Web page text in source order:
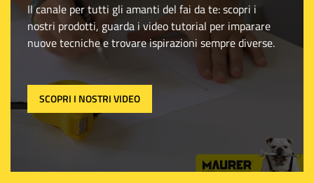
Il canale per tutti gli amanti del fai da te: scopri i
nostri prodotti, guarda i video tutorial per imparare
nuove tecniche e trovare ispirazioni sempre diverse.
SCOPRI I NOSTRI VIDEO